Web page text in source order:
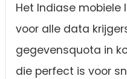
Het Indiase
voor alle data
gegevensquota in
die perfect is voor